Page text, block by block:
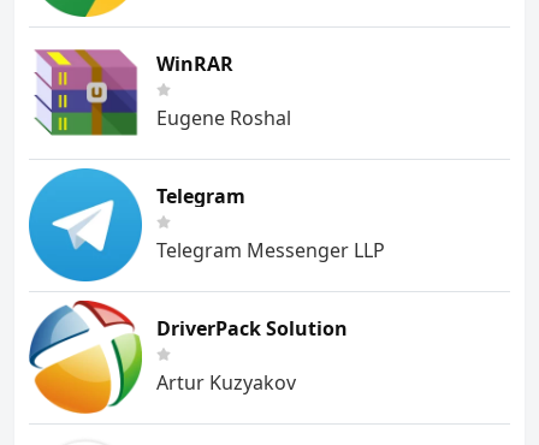
WinRAR
Eugene Roshal
Telegram
Telegram Messenger LLP
DriverPack Solution
Artur Kuzyakov